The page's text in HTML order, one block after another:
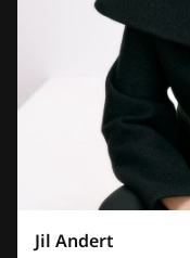
Jil Andert